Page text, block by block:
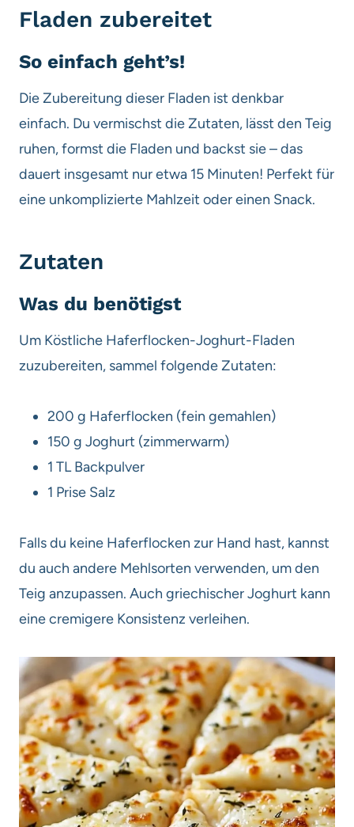
Fladen zubereitet
So einfach geht’s!
Die Zubereitung dieser Fladen ist denkbar
einfach. Du vermischst die Zutaten, lässt den Teig
ruhen, formst die Fladen und backst sie – das
dauert insgesamt nur etwa 15 Minuten! Perfekt für
eine unkomplizierte Mahlzeit oder einen Snack.
Zutaten
Was du benötigst
Um Köstliche Haferflocken-Joghurt-Fladen
zuzubereiten, sammel folgende Zutaten:
200 g Haferflocken (fein gemahlen)
150 g Joghurt (zimmerwarm)
1 TL Backpulver
1 Prise Salz
Falls du keine Haferflocken zur Hand hast, kannst
du auch andere Mehlsorten verwenden, um den
Teig anzupassen. Auch griechischer Joghurt kann
eine cremigere Konsistenz verleihen.